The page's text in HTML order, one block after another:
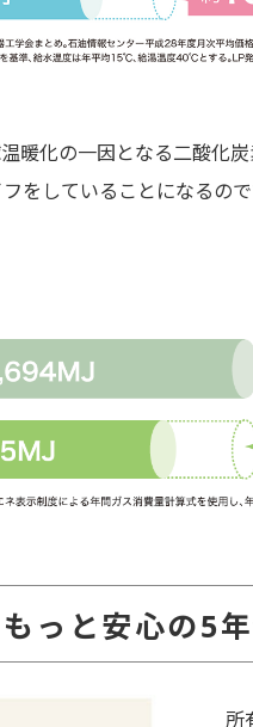
暖化の一因となる二酸化炭
をしていることになるので
もっと安心の5
所